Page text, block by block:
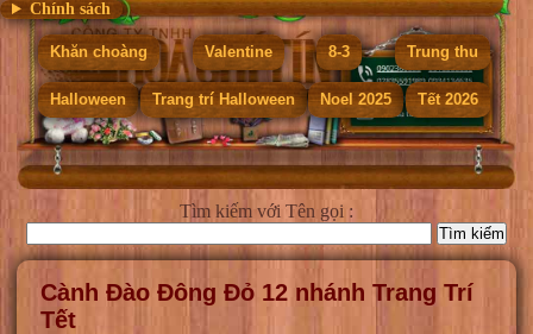
Chính sách
Khăn choàng Valentine 8-3 Trung thu
Halloween Trang trí Halloween Noel 2025 Tết 2026
Tìm kiếm với Tên gọi :
Cành Đào Đông Đỏ 12 nhánh Trang Trí
Tết